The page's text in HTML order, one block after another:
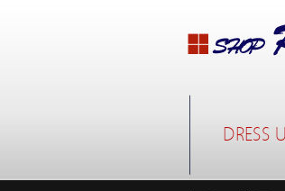
DRESS